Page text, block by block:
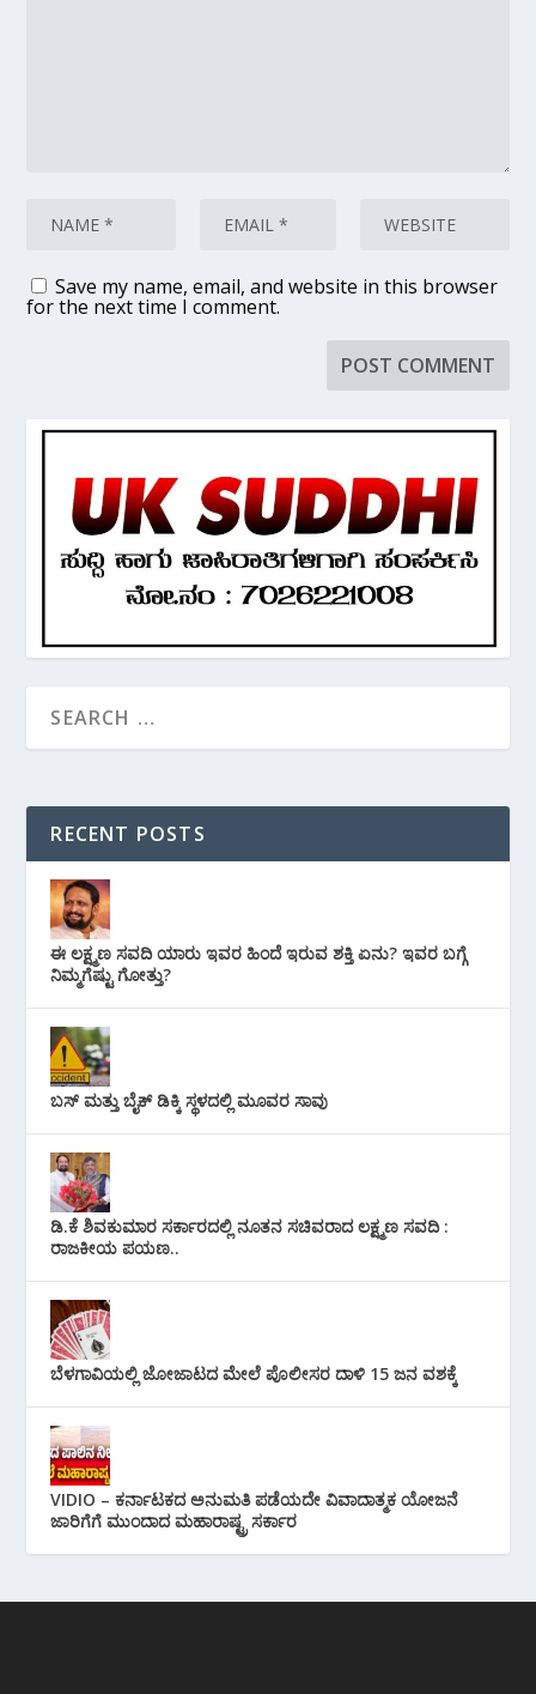
Save my name, email, and website in this browser
for the next time I comment.
RECENT POSTS
ಈ ಲಕ್ಷ್ಮಣ ಸವದಿ ಯಾರು ಇವರ ಹಿಂದೆ ಇರುವ ಶಕ್ತಿ ಏನು? ಇವರ ಬಗ್ಗೆ
ನಿಮ್ಮಗೆಷ್ಟು ಗೋತ್ತು?
ಬಸ್ ಮತ್ತು ಬೈಕ್ ಡಿಕ್ಕಿ ಸ್ಥಳದಲ್ಲಿ ಮೂವರ ಸಾವು
ಡಿ.ಕೆ ಶಿವಕುಮಾರ ಸರ್ಕಾರದಲ್ಲಿ ನೂತನ ಸಚಿವರಾದ ಲಕ್ಷ್ಮಣ ಸವದಿ :
ರಾಜಕೀಯ ಪಯಣ..
ಬೆಳಗಾವಿಯಲ್ಲಿ ಜೋಜಾಟದ ಮೇಲೆ ಪೊಲೀಸರ ದಾಳಿ 15 ಜನ ವಶಕ್ಕೆ
VIDIO – ಕರ್ನಾಟಕದ ಅನುಮತಿ ಪಡೆಯದೇ ವಿವಾದಾತ್ಮಕ ಯೋಜನೆ
ಜಾರಿಗೆಗೆ ಮುಂದಾದ ಮಹಾರಾಷ್ಟ್ರ ಸರ್ಕಾರ